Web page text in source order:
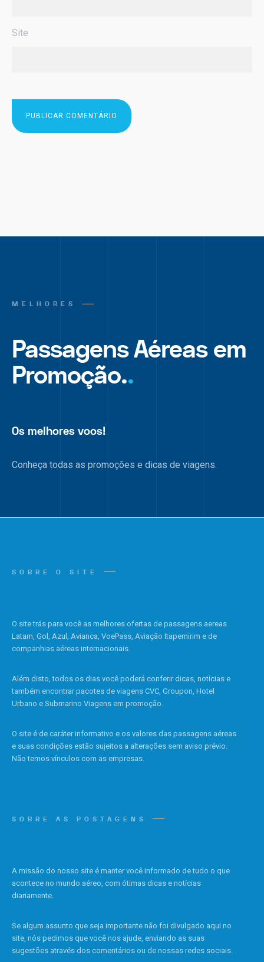
Site
MELHORES
Passagens Aéreas em
Promoção..
Os melhores voos!
Conheça todas as promoções e dicas de viagens.
SOBRE O SITE
O site trás para você as melhores ofertas de passagens aereas
Latam, Gol, Azul, Avianca, VoePass, Aviação Itapemirim e de
companhias aéreas internacionais.
Além disto, todos os dias você poderá conferir dicas, notícias e
também encontrar pacotes de viagens CVC, Groupon, Hotel
Urbano e Submarino Viagens em promoção.
O site é de caráter informativo e os valores das passagens aéreas
e suas condições estão sujeitos a alterações sem aviso prévio.
Não temos vínculos com as empresas.
SOBRE AS POSTAGENS
A missão do nosso site é manter você informado de tudo o que
acontece no mundo aéreo, com ótimas dicas e notícias
diariamente.
Se algum assunto que seja importante não foi divulgado aqui no
site, nós pedimos que você nos ajude, enviando as suas
sugestões através dos comentários ou de nossas redes sociais.